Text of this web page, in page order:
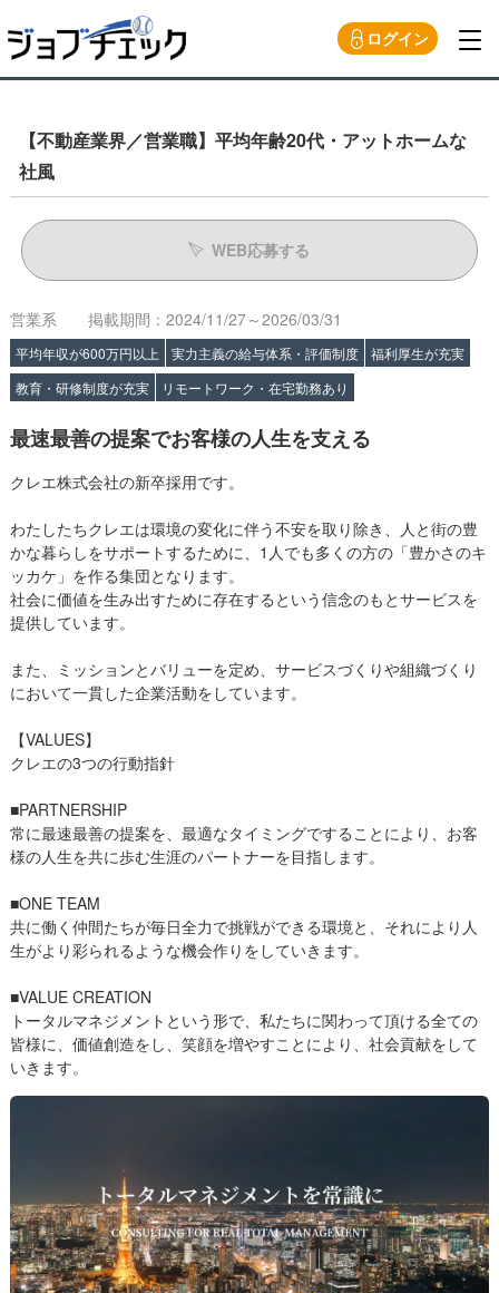
ログイン
【不動産業界／営業職】平均年齢20代・アットホームな
社風
WEB応募する
営業系 掲載期間：2024/11/27～2026/03/31
平均年収が600万円以上 実力主義の給与体系・評価制度
福利厚生が充実
教育・研修制度が充実
リモートワーク・在宅勤務あり
最速最善の提案でお客様の人生を支える
クレエ株式会社の新卒採用です。
わたしたちクレエは環境の変化に伴う不安を取り除き、人と街の豊
かな暮らしをサポートするために、1人でも多くの方の「豊かさのキ
ッカケ」を作る集団となります。
社会に価値を生み出すために存在するという信念のもとサービスを
提供しています。
また、ミッションとバリューを定め、サービスづくりや組織づくり
において一貫した企業活動をしています。
【VALUES】
クレエの3つの行動指針
■PARTNERSHIP
常に最速最善の提案を、最適なタイミングですることにより、お客
様の人生を共に歩む生涯のパートナーを目指します。
■ONE TEAM
共に働く仲間たちが毎日全力で挑戦ができる環境と、それにより人
生がより彩られるような機会作りをしていきます。
■VALUE CREATION
トータルマネジメントという形で、私たちに関わって頂ける全ての
皆様に、価値創造をし、笑顔を増やすことにより、社会貢献をして
いきます。